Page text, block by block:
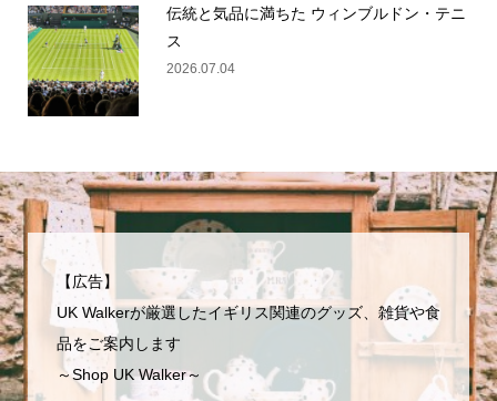
伝統と気品に満ちた ウィンブルドン・テニ
ス
2026.07.04
【広告】
UK Walkerが厳選したイギリス関連のグッズ、雑貨や食
品をご案内します
～Shop UK Walker～